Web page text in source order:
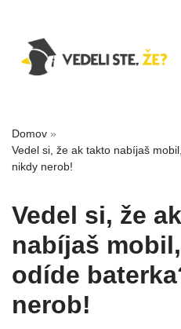
Domov »
Vedel si, že ak takto nabíjaš
nikdy nerob!
Vedel si, že
nabíjaš
odíde
nerob!